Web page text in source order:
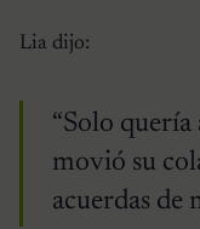
Lia dijo:
“Solo
movió su
acuerdas de